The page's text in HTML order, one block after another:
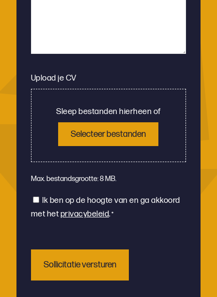
Upload je CV
Sleep bestanden hierheen of
Selecteer bestanden
Max. bestandsgrootte: 8 MB.
Instemming
*
Ik ben op de hoogte van en ga akkoord
met het privacybeleid.*